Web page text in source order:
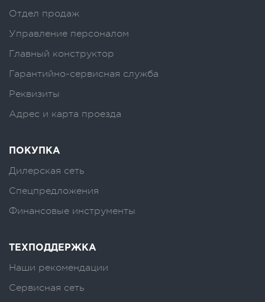
Отдел продаж
Управление персоналом
Главный конструктор
Гарантийно-сервисная служба
Реквизиты
Адрес и карта проезда
ПОКУПКА
Дилерская сеть
Спецпредложения
Финансовые инструменты
ТЕХПОДДЕРЖКА
Наши рекомендации
Сервисная сеть